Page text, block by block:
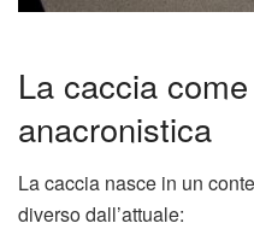
La caccia
anacronistica
La caccia nasce in un
diverso dall’attuale: